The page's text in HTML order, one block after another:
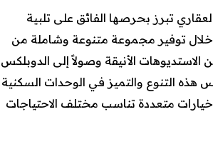
تبرز بحرصها الفائق على تلبية
خلال توفير مجموعة متنوعة وشاملة من
الأنيقة وصولاً إلى الدوبلكس
هذه التنوع والتميز في الوحدات السكنية
خيارات متعددة تناسب مختلف الاحتياجات